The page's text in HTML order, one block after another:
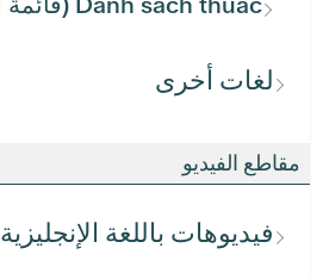
لغات أخرى
مقاطع الفيديو
فيديوهات باللغة الإنجليزية